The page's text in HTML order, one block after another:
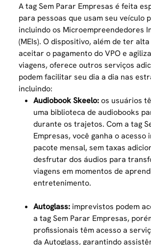
A tag Sem Parar Empresas é feita
para pessoas que usam seu veículo
incluindo os Microempreendedores
(MEIs). O dispositivo, além de ter
aceitar o pagamento do VPO e
viagens, oferece outros serviços
podem facilitar seu dia a dia nas
incluindo:
Audiobook Skeelo:os usuários
uma biblioteca de audiobooks
durante os trajetos. Com a tag
Empresas, você ganha o acesso
pacote mensal, sem taxas
desfrutar dos áudios para
viagens em momentos de
entretenimento.
Autoglass: imprevistos podem
a tag Sem Parar Empresas,
profissionais têm acesso a
da Autoglass, garantindo